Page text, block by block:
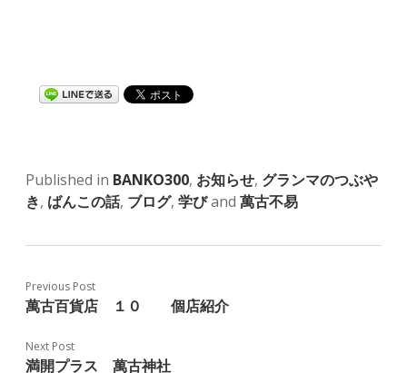
Published in BANKO300, お知らせ, グランマのつぶや
き, ばんこの話, ブログ, 学びand 萬古不易
Previous Post
萬古百貨店 １０ 個店紹介
Next Post
満開プラス 萬古神社